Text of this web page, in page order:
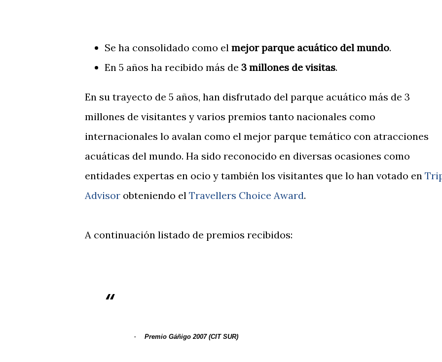
Se ha consolidado como el mejor parque acuático del mundo.
En 5 años ha recibido más de 3 millones de visitas.
En su trayecto de 5 años, han disfrutado del parque acuático más de 3
millones de visitantes y varios premios tanto nacionales como
internacionales lo avalan como el mejor parque temático con atracciones
acuáticas del mundo. Ha sido reconocido en diversas ocasiones como
entidades expertas en ocio y también los visitantes que lo han votado en
Advisor obteniendo el Travellers Choice Award.
A continuación listado de premios recibidos:
· Premio Gáñigo 2007 (CIT SUR)